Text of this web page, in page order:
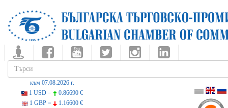
към 07.08.2026 г.
1 USD =
0.86690 €
1 GBP =
1.16600 €